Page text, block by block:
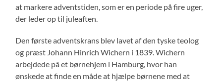
at markere adventstiden, som er en periode på fire uger,
der leder op til juleaften.
Den første adventskrans blev lavet af den tyske teolog
og præst Johann Hinrich Wichern i 1839. Wichern
arbejdede på et børnehjem i Hamburg, hvor han
ønskede at finde en måde at hjælpe børnene med at